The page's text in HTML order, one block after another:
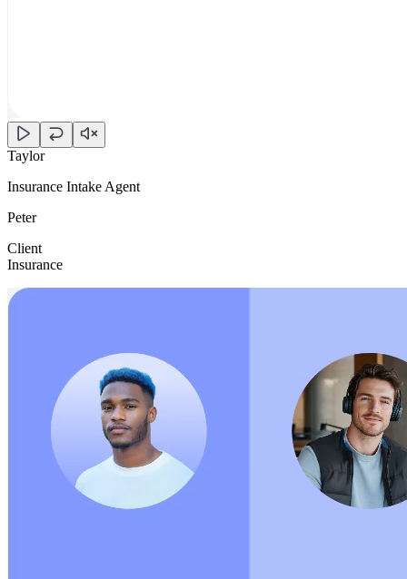
Taylor
Insurance Intake Agent
Peter
Client
Insurance